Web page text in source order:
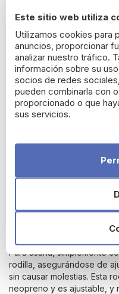
Actimove
Sport Edition
¿Cuáles son los
Actimove con
Ofrece una gran
de transpiración
logra mediante el
Permite ajustar el
actividades.
INSTRUCCIONES DE USO:
Para usarla, simplemente
rodilla, asegurándose de
sin causar molestias. Esta
neopreno y es ajustable, y
Este sitio web utiliza
Utilizamos cookies para
anuncios, proporcionar
analizar nuestro tráfico.
información sobre su
socios de redes
pueden combinarla con
proporcionado o que
sus servicios.